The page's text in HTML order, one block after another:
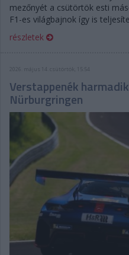
mezőnyét a csütörtök esti
F1-es világbajnok így is
részletek
2026. május 14. csütörtök, 15:54
Verstappenék
Nürburgringen